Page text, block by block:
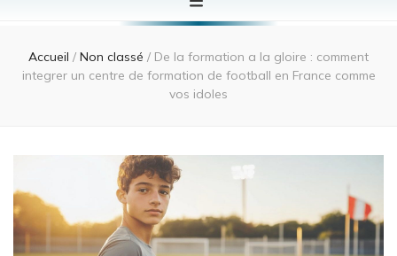
Accueil / Non classé / De la formation a la gloire : comment
integrer un centre de formation de football en France comme
vos idoles